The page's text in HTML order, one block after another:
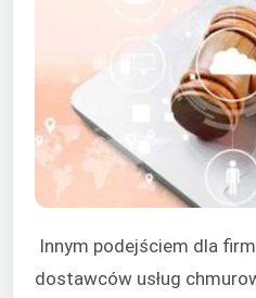
Innym podejściem dla
dostawców usług